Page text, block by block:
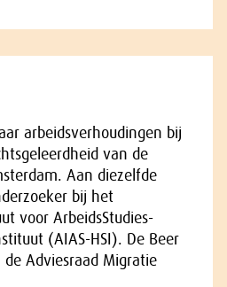
arbeidsverhoudingen bij
van de
Aan diezelfde
bij het
voor ArbeidsStudies-
(AIAS-HSI). De Beer
Adviesraad Migratie